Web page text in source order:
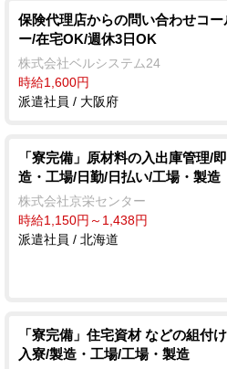
保険代理店からの問い合わせコー
ー/在宅OK/週休3日OK
株式会社ベルシステム24
時給1,600円
派遣社員 / 大阪府
「寮完備」原材料の入出庫管理/
造・工場/日勤/日払い/工場・製造
株式会社京栄センター
時給1,150円～1,438円
派遣社員 / 北海道
「寮完備」住宅資材 などの組付
入寮/製造・工場/工場・製造